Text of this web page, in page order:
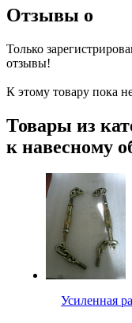
Отзывы о
Только
отзывы!
К этому товару пока
Товары из
к навесному
Усиленная